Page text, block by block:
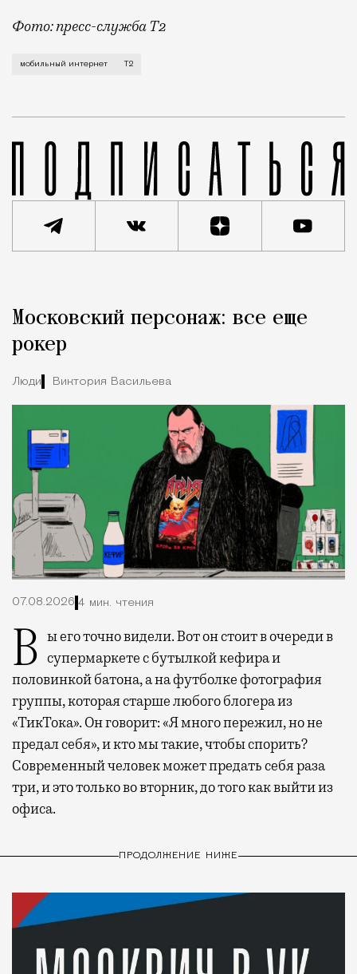
Фото: пресс-служба Т2
Мобильный оператор Т2 завершил работы по
мобильный интернет Т2
Город
Московский персонаж: все еще
рокер
Люди Виктория Васильева
07.08.2026 4 мин. чтения
Вы его точно видели. Вот он стоит в очереди в супермаркете с бутылкой кефира и
половинкой батона, а на футболке фотография
группы, которая старше любого блогера из
«ТикТока». Он говорит: «Я много пережил, но не
предал себя», и кто мы такие, чтобы спорить?
Современный человек может предать себя раза
три, и это только во вторник, до того как выйти из
офиса.
ПРОДОЛЖЕНИЕ НИЖЕ